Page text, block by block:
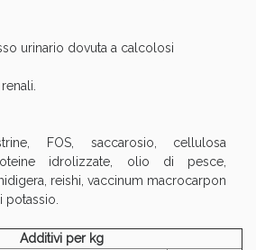
urinario dovuta a calcolosi
FOS, saccarosio, cellulosa
idrolizzate, olio di pesce,
reishi, vaccinum macrocarpon
potassio.
Additivi per kg